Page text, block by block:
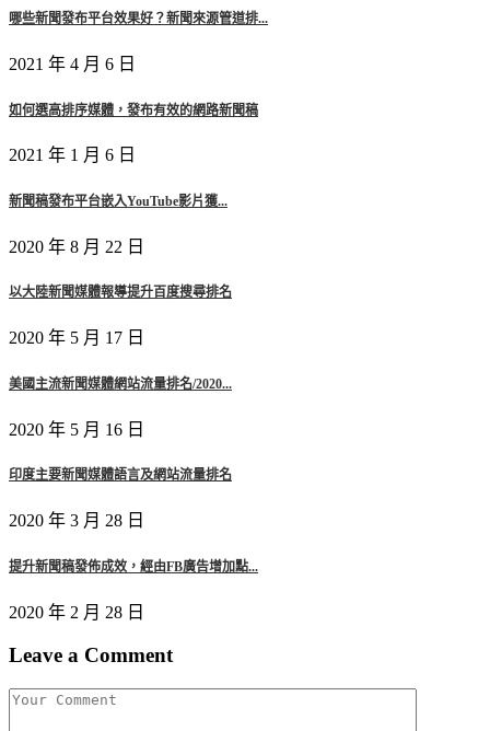
哪些新聞發布平台效果好？新聞來源管道排...
2021 年 4 月 6 日
如何選高排序媒體，發布有效的網路新聞稿
2021 年 1 月 6 日
新聞稿發布平台嵌入YouTube影片獲...
2020 年 8 月 22 日
以大陸新聞媒體報導提升百度搜尋排名
2020 年 5 月 17 日
美國主流新聞媒體網站流量排名/2020...
2020 年 5 月 16 日
印度主要新聞媒體語言及網站流量排名
2020 年 3 月 28 日
提升新聞稿發佈成效，經由FB廣告增加點...
2020 年 2 月 28 日
Leave a Comment